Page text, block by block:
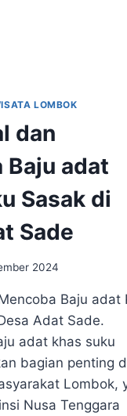
LOMBOK
dan
Baju adat
Sasak di
Sade
2024
Baju adat
Adat Sade.
adat khas suku
bagian penting
Lombok,
Nusa Tenggara